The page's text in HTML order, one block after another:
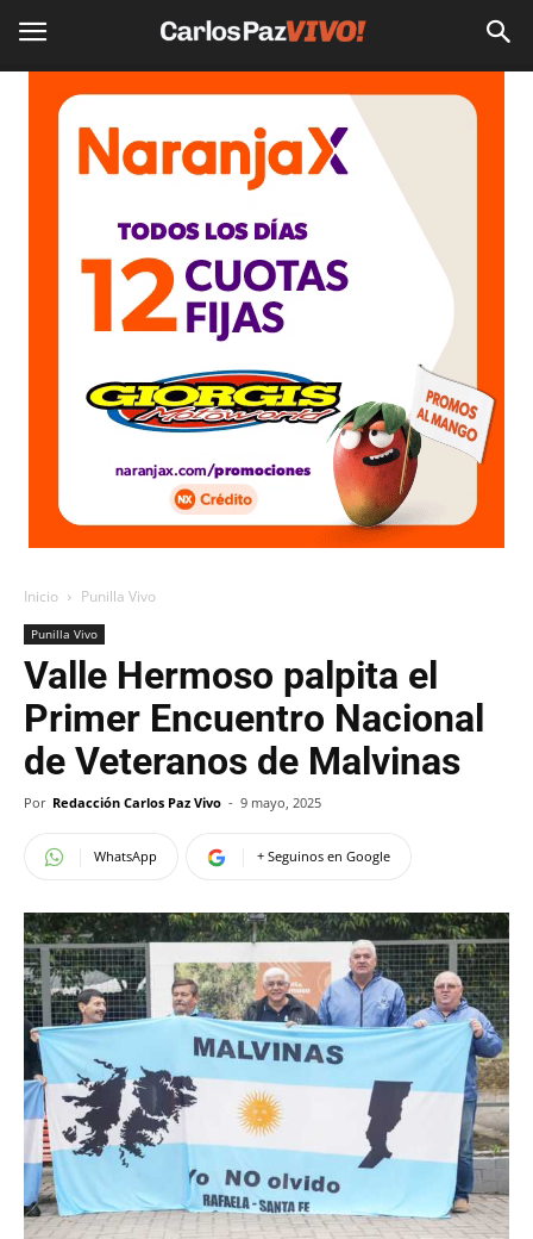
Inicio Punilla Vivo
Punilla Vivo
Valle Hermoso palpita el
Primer Encuentro Nacional
de Veteranos de Malvinas
Por Redacción Carlos Paz Vivo - 9 mayo, 2025
WhatsApp + Seguinos en Google